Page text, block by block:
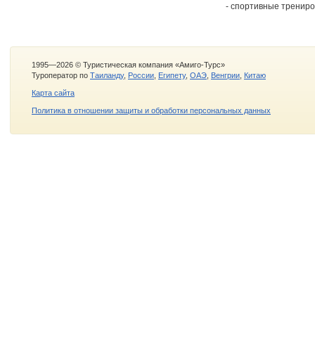
- спортивные
1995—2026 © Туристическая компания «Амиго-Турс»
Туроператор по Таиланду, России Египету, ОАЭ Венгрии Китаю
Карта сайта
Политика в отношении защиты и обработки персональных данных